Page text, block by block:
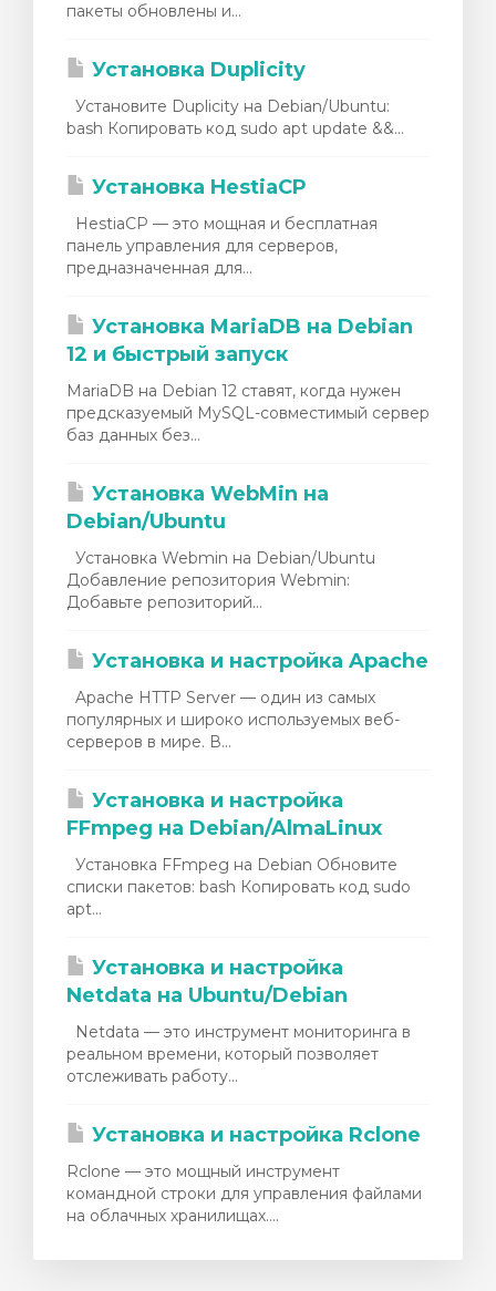
пакеты обновлены и...
Установка Duplicity
Установите Duplicity на Debian/Ubuntu:
bash Копировать код sudo apt update &&...
Установка HestiaCP
HestiaCP — это мощная и бесплатная
панель управления для серверов,
предназначенная для...
Установка MariaDB на Debian
12 и быстрый запуск
MariaDB на Debian 12 ставят, когда нужен
предсказуемый MySQL-совместимый сервер
баз данных без...
Установка WebMin на
Debian/Ubuntu
Установка Webmin на Debian/Ubuntu
Добавление репозитория Webmin:
Добавьте репозиторий...
Установка и настройка Apache
Apache HTTP Server — один из самых
популярных и широко используемых веб-
серверов в мире. В...
Установка и настройка
FFmpeg на Debian/AlmaLinux
Установка FFmpeg на Debian Обновите
списки пакетов: bash Копировать код sudo
apt...
Установка и настройка
Netdata на Ubuntu/Debian
Netdata — это инструмент мониторинга в
реальном времени, который позволяет
отслеживать работу...
Установка и настройка Rclone
Rclone — это мощный инструмент
командной строки для управления файлами
на облачных хранилищах....